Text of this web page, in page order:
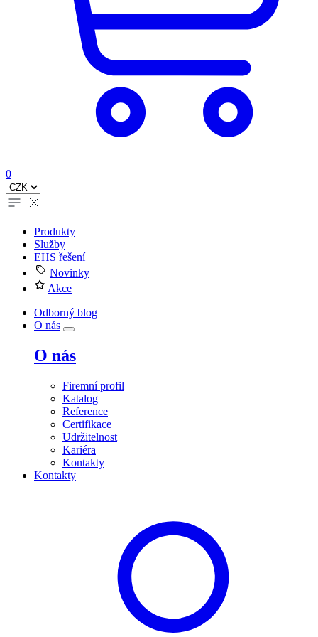
0
Produkty
Služby
EHS řešení
Novinky
Akce
Odborný blog
O nás
O nás
Firemní profil
Katalog
Reference
Certifikace
Udržitelnost
Kariéra
Kontakty
Kontakty